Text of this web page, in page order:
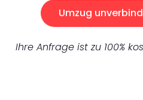
Umzug
Ihre Anfrage ist zu 100%